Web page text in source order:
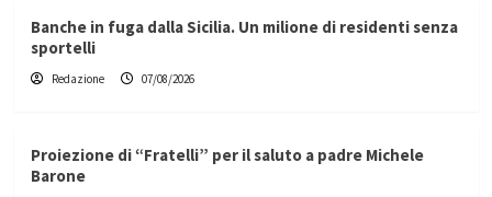
Banche in fuga dalla Sicilia. Un milione di residenti senza
sportelli
Redazione 07/08/2026
Proiezione di “Fratelli” per il saluto a padre Michele
Barone